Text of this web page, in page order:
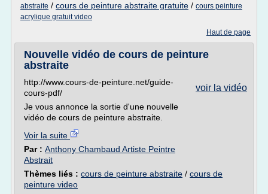
abstraite / cours de peinture abstraite gratuite / cours peinture
acrylique gratuit video
Haut de page
Nouvelle vidéo de cours de peinture
abstraite
voir la vidéo
http://www.cours-de-peinture.net/guide-
cours-pdf/
Je vous annonce la sortie d'une nouvelle
vidéo de cours de peinture abstraite.
Voir la suite
Par : Anthony Chambaud Artiste Peintre
Abstrait
Thèmes liés : cours de peinture abstraite / cours de
peinture video